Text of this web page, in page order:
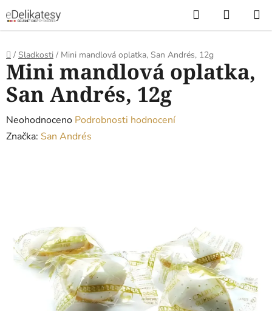
na
obsah
Hledat
KOŠÍK
Domů
/ Sladkosti / Mini mandlová oplatka, San Andrés, 12g
Mini mandlová oplatka,
San Andrés, 12g
Průměrné
hodnocení
hvězdiček.
Neohodnoceno Podrobnosti hodnocení
Značka: San Andrés